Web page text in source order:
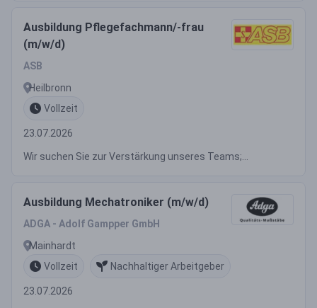
Ausbildung Pflegefachmann/-frau
(m/w/d)
ASB
Heilbronn
Vollzeit
23.07.2026
Wir suchen Sie zur Verstärkung unseres Teams;...
Ausbildung Mechatroniker (m/w/d)
ADGA - Adolf Gampper GmbH
Mainhardt
Vollzeit
Nachhaltiger Arbeitgeber
23.07.2026